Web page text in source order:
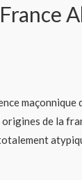
maçonnique
de la